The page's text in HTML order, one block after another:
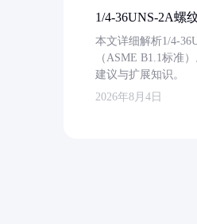
1/4-36UNS-2A螺
本文详细解析1/4-
（ASME B1.1标准
建议与扩展知识。
2026年8月4日